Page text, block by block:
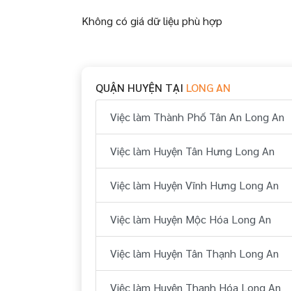
Không có giá dữ liệu phù hợp
QUẬN HUYỆN TẠI LONG AN
Việc làm Thành Phố Tân An Long An
Việc làm Huyện Tân Hưng Long An
Việc làm Huyện Vĩnh Hưng Long An
Việc làm Huyện Mộc Hóa Long An
Việc làm Huyện Tân Thạnh Long An
Việc làm Huyện Thạnh Hóa Long An